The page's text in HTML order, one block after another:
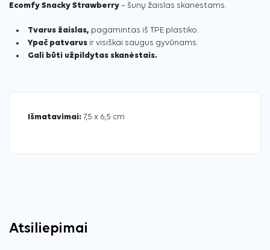
Ecomfy Snacky Strawberry – šunų žaislas skanėstams.
Tvarus žaislas, pagamintas iš TPE plastiko.
Ypač patvarus ir visiškai saugus gyvūnams.
Gali būti užpildytas skanėstais.
Išmatavimai: 7,5 x 6,5 cm
Atsiliepimai